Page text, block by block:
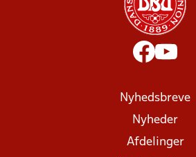
Nyhedsbreve
Nyheder
Afdelinger